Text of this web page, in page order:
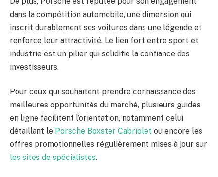
dans la compétition automobile, une dimension qui
inscrit durablement ses voitures dans une légende et
renforce leur attractivité. Le lien fort entre sport et
industrie est un pilier qui solidifie la confiance des
investisseurs.
Pour ceux qui souhaitent prendre connaissance des
meilleures opportunités du marché, plusieurs guides
en ligne facilitent l’orientation, notamment celui
détaillant le Porsche Boxster Cabriolet ou encore les
offres promotionnelles régulièrement mises à jour sur
les sites de spécialistes.